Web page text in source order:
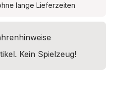
lange Lieferzeiten
Kein Spielzeug!